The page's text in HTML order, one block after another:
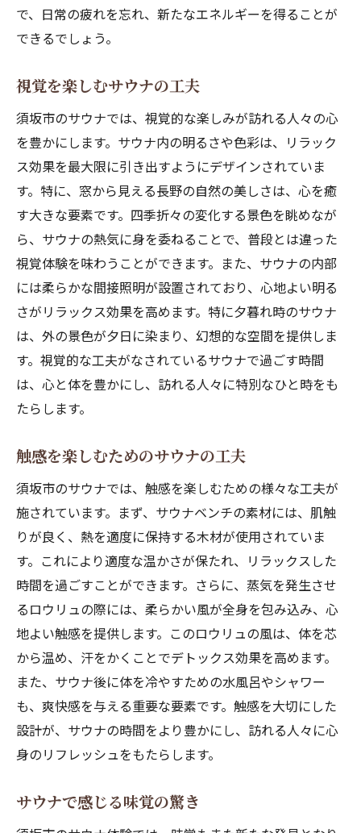
で、日常の疲れを忘れ、新たなエネルギーを得ることが
できるでしょう。
視覚を楽しむサウナの工夫
須坂市のサウナでは、視覚的な楽しみが訪れる人々の心
を豊かにします。サウナ内の明るさや色彩は、リラック
ス効果を最大限に引き出すようにデザインされていま
す。特に、窓から見える長野の自然の美しさは、心を癒
す大きな要素です。四季折々の変化する景色を眺めなが
ら、サウナの熱気に身を委ねることで、普段とは違った
視覚体験を味わうことができます。また、サウナの内部
には柔らかな間接照明が設置されており、心地よい明る
さがリラックス効果を高めます。特に夕暮れ時のサウナ
は、外の景色が夕日に染まり、幻想的な空間を提供しま
す。視覚的な工夫がなされているサウナで過ごす時間
は、心と体を豊かにし、訪れる人々に特別なひと時をも
たらします。
触感を楽しむためのサウナの工夫
須坂市のサウナでは、触感を楽しむための様々な工夫が
施されています。まず、サウナベンチの素材には、肌触
りが良く、熱を適度に保持する木材が使用されていま
す。これにより適度な温かさが保たれ、リラックスした
時間を過ごすことができます。さらに、蒸気を発生させ
るロウリュの際には、柔らかい風が全身を包み込み、心
地よい触感を提供します。このロウリュの風は、体を芯
から温め、汗をかくことでデトックス効果を高めます。
また、サウナ後に体を冷やすための水風呂やシャワー
も、爽快感を与える重要な要素です。触感を大切にした
設計が、サウナの時間をより豊かにし、訪れる人々に心
身のリフレッシュをもたらします。
サウナで感じる味覚の驚き